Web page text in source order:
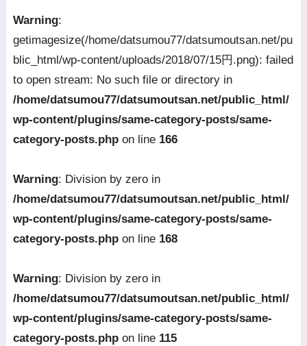
Warning:
getimagesize(/home/datsumou77/datsumoutsan.net/pu
blic_html/wp-content/uploads/2018/07/15円.png): failed
to open stream: No such file or directory in
/home/datsumou77/datsumoutsan.net/public_html/
wp-content/plugins/same-category-posts/same-
category-posts.phpon line 166
Warning: Division by zero in
/home/datsumou77/datsumoutsan.net/public_html/
wp-content/plugins/same-category-posts/same-
category-posts.phpon line 168
Warning: Division by zero in
/home/datsumou77/datsumoutsan.net/public_html/
wp-content/plugins/same-category-posts/same-
category-posts.phpon line 115